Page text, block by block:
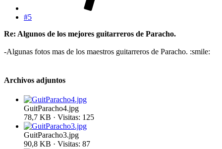
#5
Re: Algunos de los mejores guitarreros de Paracho.
-Algunas fotos mas de los maestros guitarreros de Paracho. :smile:
Archivos adjuntos
GuitParacho4.jpg
78,7 KB · Visitas: 125
GuitParacho3.jpg
90,8 KB · Visitas: 87